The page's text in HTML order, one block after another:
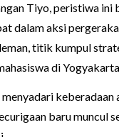
Tiyo, peristiwa ini
dalam aksi
titik kumpul
di
keberadaan
baru muncul